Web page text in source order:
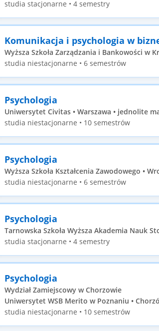
studia stacjonarne • 4 semestry
Komunikacja i psychologia w
Wyższa Szkoła Zarządzania i Bankowości w
studia niestacjonarne • 6 semestrów
Psychologia
Uniwersytet Civitas • Warszawa • jednolite
studia niestacjonarne • 10 semestrów
Psychologia
Wyższa Szkoła Kształcenia Zawodowego •
studia niestacjonarne • 6 semestrów
Psychologia
Tarnowska Szkoła Wyższa Akademia Nauk
studia stacjonarne • 4 semestry
Psychologia
Wydział Zamiejscowy w Chorzowie
Uniwersytet WSB Merito w Poznaniu •
studia niestacjonarne • 10 semestrów